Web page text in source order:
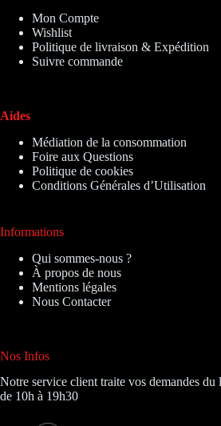
Mon Compte
Wishlist
Politique de livraison & Expédition
Suivre commande
Aides
Médiation de la consommation
Foire aux Questions
Politique de cookies
Conditions Générales d’Utilisation
Informations
Qui sommes-nous ?
À propos de nous
Mentions légales
Nous Contacter
Nos Infos
Notre service client traite vos demandes
de 10h à 19h30